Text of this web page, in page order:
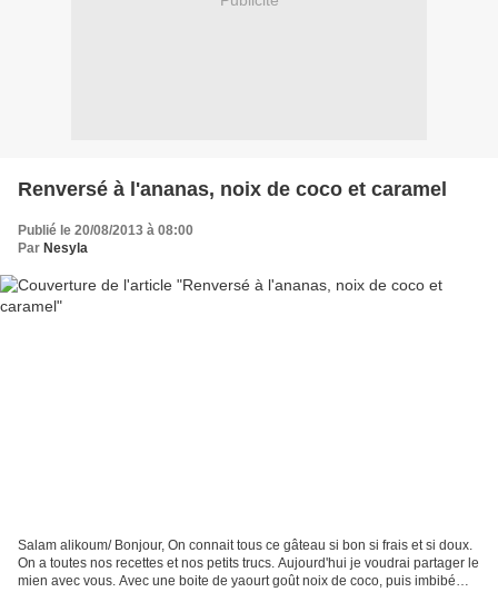
Renversé à l'ananas, noix de coco et caramel
Publié le 20/08/2013 à 08:00
Par Nesyla
Salam alikoum/ Bonjour, On connait tous ce gâteau si bon si frais et si doux.
On a toutes nos recettes et nos petits trucs. Aujourd'hui je voudrai partager le
mien avec vous. Avec une boite de yaourt goût noix de coco, puis imbibé